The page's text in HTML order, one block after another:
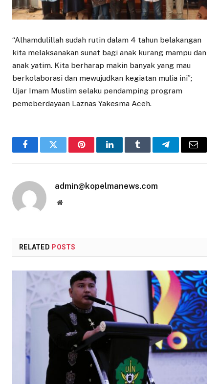
“Alhamdulillah sudah rutin dalam 4 tahun belakangan
kita melaksanakan sunat bagi anak kurang mampu dan
anak yatim. Kita berharap makin banyak yang mau
berkolaborasi dan mewujudkan kegiatan mulia ini”;
Ujar Imam Muslim selaku pendamping program
pemeberdayaan Laznas Yakesma Aceh.
FacebookTwitter PinterestLinkedInTumblr TelegramEmail
admin@kopelmanews.com
Website
RELATED POSTS